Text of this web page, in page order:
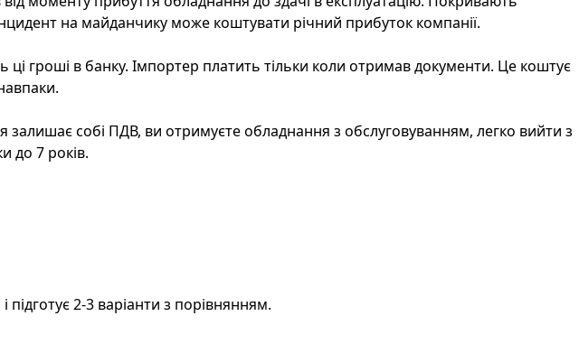
на майданчику може коштувати річний прибуток компанії.
ці гроші в банку. Імпортер платить тільки коли отримав документи. Це коштує
залишає собі ПДВ, ви отримуєте обладнання з обслуговуванням, легко вийти з
до 7 років.
2-3 варіанти з порівнянням.